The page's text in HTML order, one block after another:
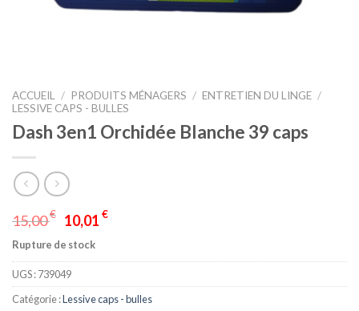
ACCUEIL / PRODUITS MÉNAGERS / ENTRETIEN DU LINGE /
LESSIVE CAPS - BULLES
Dash 3en1 Orchidée Blanche 39 caps
15,00€ 10,01€
Rupture de stock
UGS :739049
Catégorie :Lessive caps - bulles